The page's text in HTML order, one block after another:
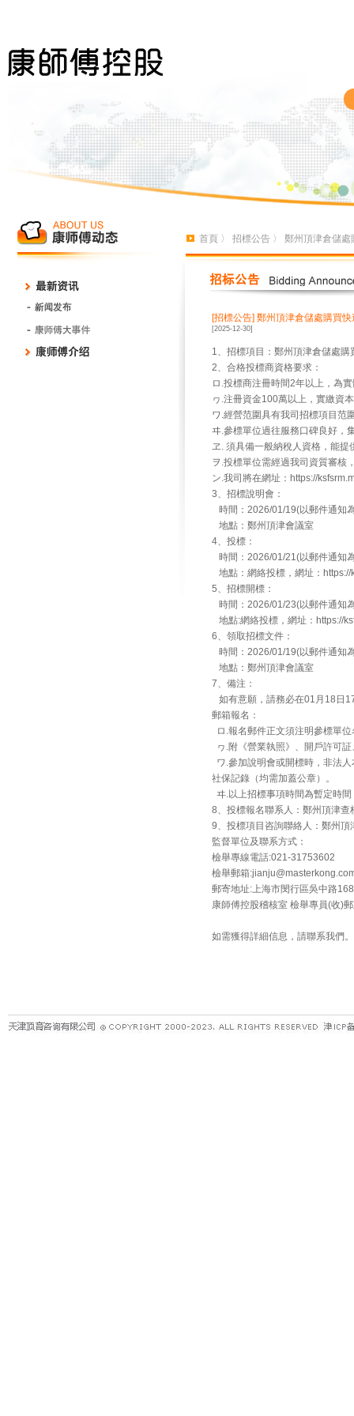
首頁 〉 招標公告 〉 鄭州頂津倉儲
[招標公告] 鄭州頂津倉儲處購買
[2025-12-30]
1、招標項目：鄭州頂津倉儲處購
2、合格投標商資格要求：
ロ.投標商注冊時間2年以上，為
ヮ.注冊資金100萬以上，實繳資
ワ.經營范圍具有我司招標項目范
ヰ.參標單位過往服務口碑良好，
ヱ. 須具備一般納稅人資格，能提
ヲ.投標單位需經過我司資質審核
ン.我司將在網址：https://
3、招標說明會：
時間：2026/01/19(以郵件通知
地點：鄭州頂津會議室
4、投標：
時間：2026/01/21(以郵件通知
地點：網絡投標，網址：
5、招標開標：
時間：2026/01/23(以郵件通知
地點:網絡投標，網址：https://
6、領取招標文件：
時間：2026/01/19(以郵件通知
地點：鄭州頂津會議室
7、備注：
如有意願，請務必在01月18日
郵箱報名：
ロ.報名郵件正文須注明參標單
ヮ.附《營業執照》、開戶許可
ワ.參加說明會或開標時，非法
社保記錄（均需加蓋公章）。
ヰ.以上招標事項時間為暫定時
8、投標報名聯系人：鄭州頂津
9、投標項目咨詢聯絡人：鄭州
監督單位及聯系方式：
檢舉專線電話:021-31753602
檢舉郵箱
郵寄地址:上海市閔行區吳中路
康師傅控股稽核室 檢舉專員(收)
如需獲得詳細信息，請聯系我們。